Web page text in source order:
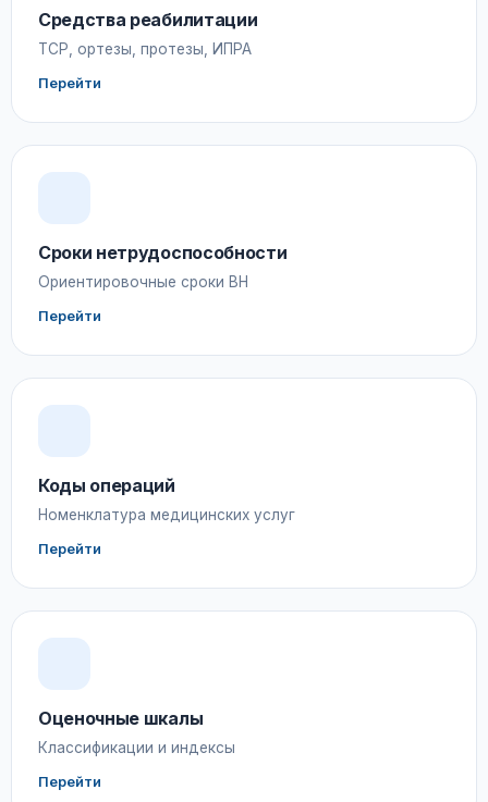
Средства реабилитации
ТСР, ортезы, протезы, ИПРА
Перейти
Сроки нетрудоспособности
Ориентировочные сроки ВН
Перейти
Коды операций
Номенклатура медицинских услуг
Перейти
Оценочные шкалы
Классификации и индексы
Перейти